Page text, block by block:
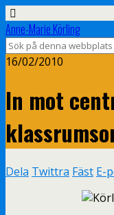
Anne-Marie Körling
16/02/2010
In mot
Dela Twittra Fäst E-